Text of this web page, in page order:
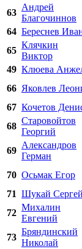
63
Андрей
Благочиннов
64 Береснев
65
Клячкин
Виктор
49 Клюева
66 Яковлев
67 Кочетов
68
Старовойтов
Георгий
69
Александров
Герман
70 Осьмак Егор
71 Шукай Сергей
72
Михалин
Евгений
73
Бряндинский
Николай